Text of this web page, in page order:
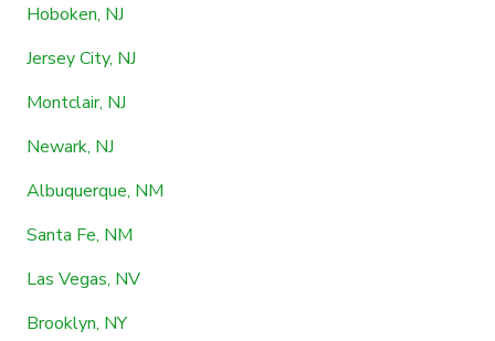
Hoboken, NJ
Jersey City, NJ
Montclair, NJ
Newark, NJ
Albuquerque, NM
Santa Fe, NM
Las Vegas, NV
Brooklyn, NY